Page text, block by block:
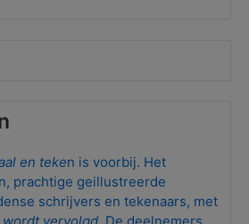
en teken is voorbij. Het
prachtige geillustreerde
schrijvers en tekenaars, met
wordt vervolgd. De deelnemers